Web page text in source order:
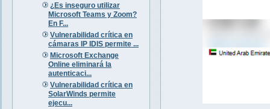
¿Es inseguro utilizar
Microsoft Teams y Zoom?
En F...
Vulnerabilidad crítica en
cámaras IP IDIS permite ...
Microsoft Exchange
Online eliminará la
autenticaci...
Vulnerabilidad crítica en
SolarWinds permite
ejecu...